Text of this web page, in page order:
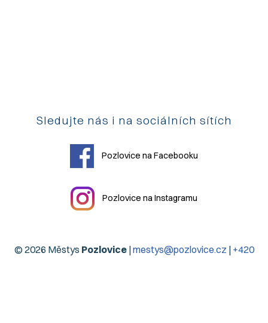
Sledujte nás i na sociálních sítích
Pozlovice na Facebooku
Pozlovice na Instagramu
© 2026 Městys Pozlovice|mestys@pozlovice.cz | +420